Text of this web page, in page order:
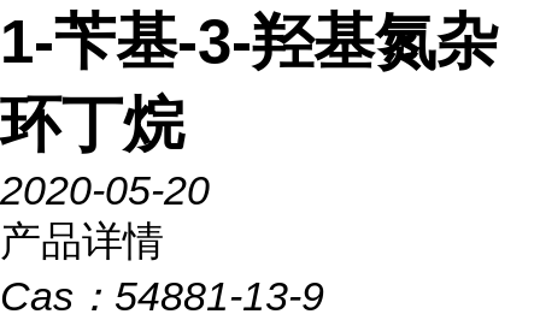
1-苄基-3-羟基氮杂
环丁烷
2020-05-20
产品详情
Cas： 54881-13-9